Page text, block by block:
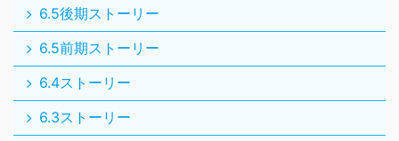
6.5後期ストーリー
6.5前期ストーリー
6.4ストーリー
6.3ストーリー